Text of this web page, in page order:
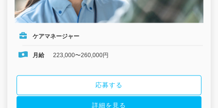
ケアマネージャー
月給 223,000〜260,000円
応募する
詳細を見る